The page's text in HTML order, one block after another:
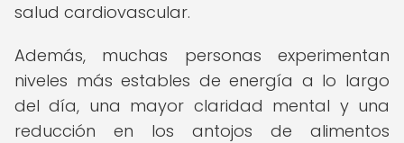
salud cardiovascular.
Además, muchas personas experimentan
niveles más estables de energía a lo largo
del día, una mayor claridad mental y una
reducción en los antojos de alimentos